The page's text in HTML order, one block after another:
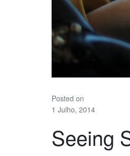
Posted on
1 Julho, 2014
Seeing